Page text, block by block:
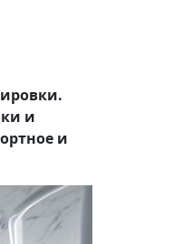
и
и